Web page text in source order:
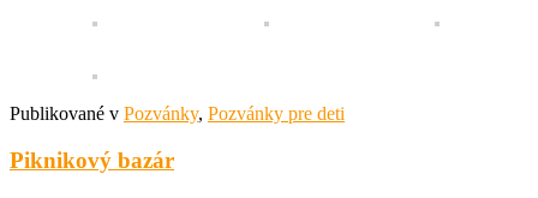
Publikované v Pozvánky, Pozvánky pre deti
Piknikový bazár